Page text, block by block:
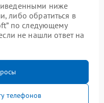
ниже
либо обратиться в
по следующему
не нашли ответ на
телефонов